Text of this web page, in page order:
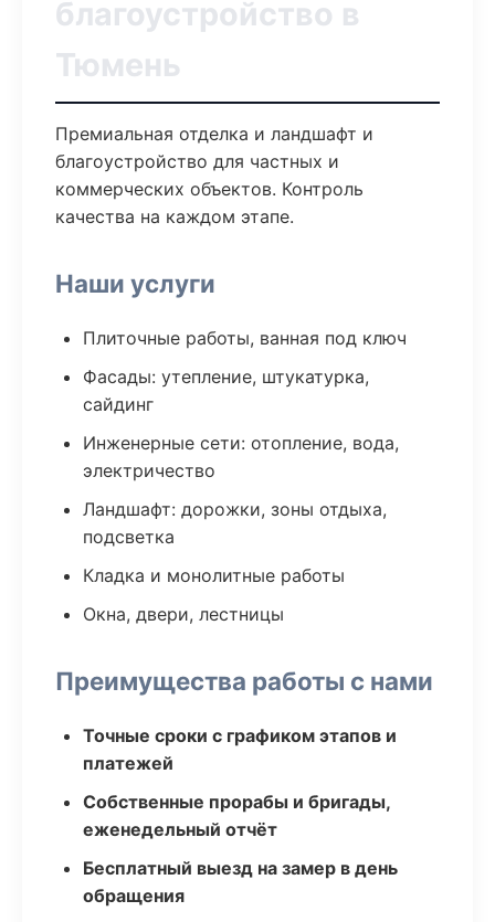
благоустройство в
Тюмень
Премиальная отделка и ландшафт и
благоустройство для частных и
коммерческих объектов. Контроль
качества на каждом этапе.
Наши услуги
Плиточные работы, ванная под ключ
Фасады: утепление, штукатурка,
сайдинг
Инженерные сети: отопление, вода,
электричество
Ландшафт: дорожки, зоны отдыха,
подсветка
Кладка и монолитные работы
Окна, двери, лестницы
Преимущества работы с нами
Точные сроки с графиком этапов и
платежей
Собственные прорабы и бригады,
еженедельный отчёт
Бесплатный выезд на замер в день
обращения